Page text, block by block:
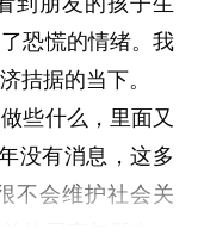
恐慌的情绪。我
拮据的当下。
些什么，里面又
没有消息，这多
不会维护社会关